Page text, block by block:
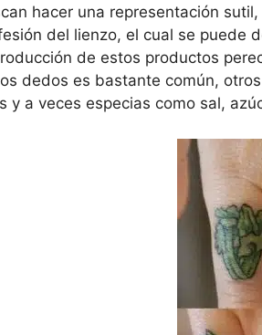
hacer una representación
del lienzo, el cual se puede
de estos productos
dedos es bastante común,
y a veces especias como sal,